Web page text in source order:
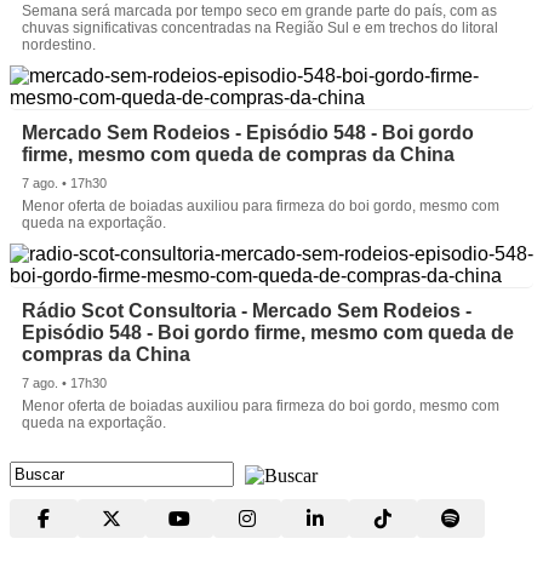
Semana será marcada por tempo seco em grande parte do país, com as
chuvas significativas concentradas na Região Sul e em trechos do litoral
nordestino.
Mercado Sem Rodeios - Episódio 548 - Boi gordo
firme, mesmo com queda de compras da China
7 ago. • 17h30
Menor oferta de boiadas auxiliou para firmeza do boi gordo, mesmo com
queda na exportação.
Rádio Scot Consultoria - Mercado Sem Rodeios -
Episódio 548 - Boi gordo firme, mesmo com queda de
compras da China
7 ago. • 17h30
Menor oferta de boiadas auxiliou para firmeza do boi gordo, mesmo com
queda na exportação.